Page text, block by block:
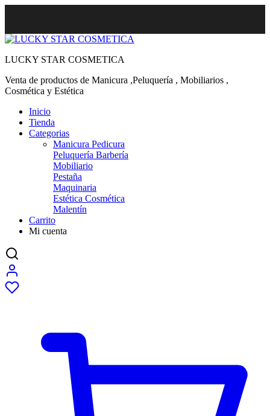
LUCKY STAR COSMETICA
Venta de productos de Manicura ,Peluquería , Mobiliarios ,
Cosmética y Estética
Inicio
Tienda
Categorias
Manicura Pedicura
Peluquería Barbería
Mobiliario
Pestaña
Maquinaria
Estética Cosmética
Malentín
Carrito
Mi cuenta